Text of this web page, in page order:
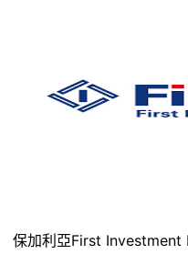
保加利亞First Investment